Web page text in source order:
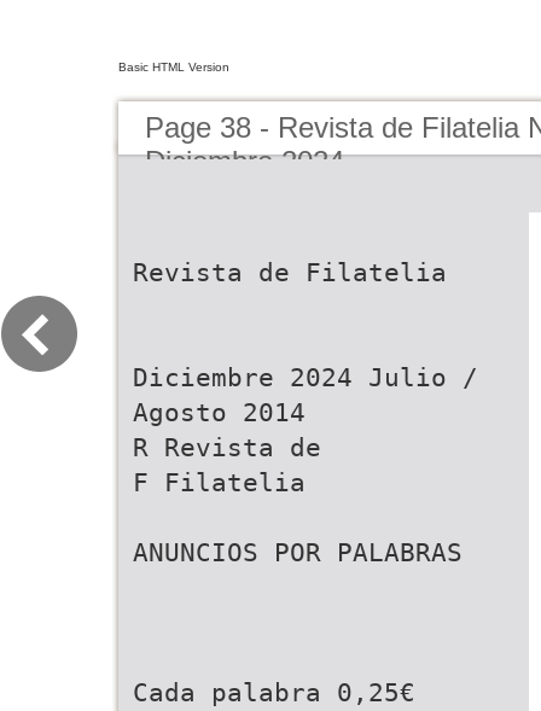
Basic HTML Version
Page 38 - Revista de Filatelia
Diciembre 2024
Revista de Filatelia
Diciembre 2024 Julio /
Agosto 2014
R Revista de
F Filatelia
ANUNCIOS POR PALABRAS
Cada palabra 0,25€